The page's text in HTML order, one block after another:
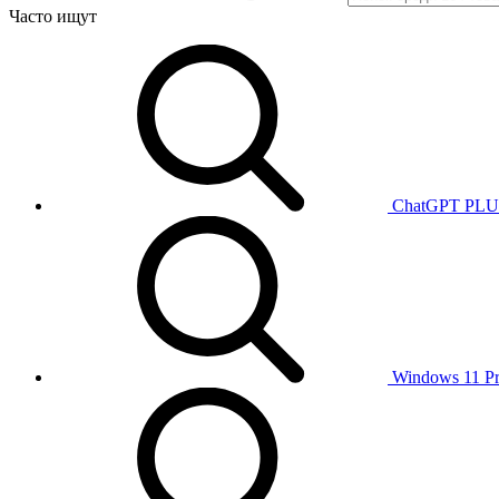
Часто ищут
ChatGPT
Windows 11